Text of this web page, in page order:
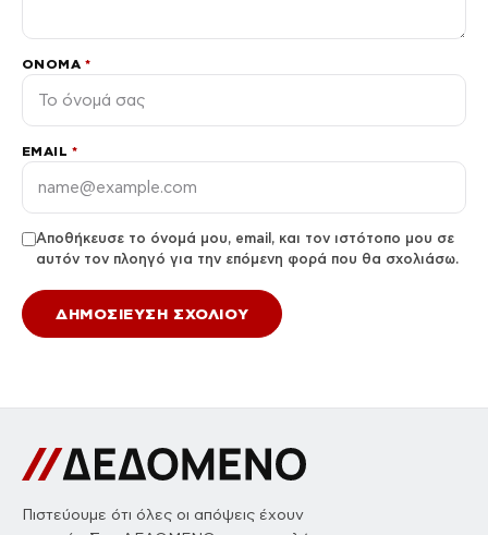
ΌΝΟΜΑ *
EMAIL *
Αποθήκευσε το όνομά μου, email, και τον ιστότοπο μου σε
αυτόν τον πλοηγό για την επόμενη φορά που θα σχολιάσω.
Πιστεύουμε ότι όλες οι απόψεις έχουν